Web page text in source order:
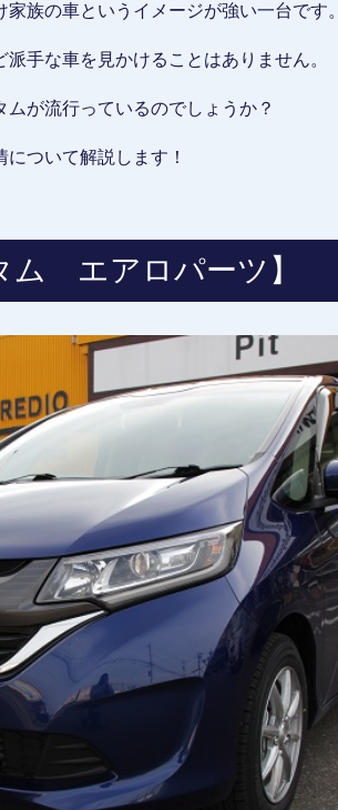
族の車というイメージが強い一台です。
手な車を見かけることはありません。
が流行っているのでしょうか？
ついて解説します！
ム エアロパーツ】